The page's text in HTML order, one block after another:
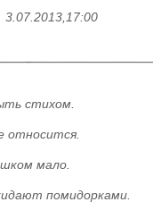
17:00
стихом.
относится.
мало.
помидорками.